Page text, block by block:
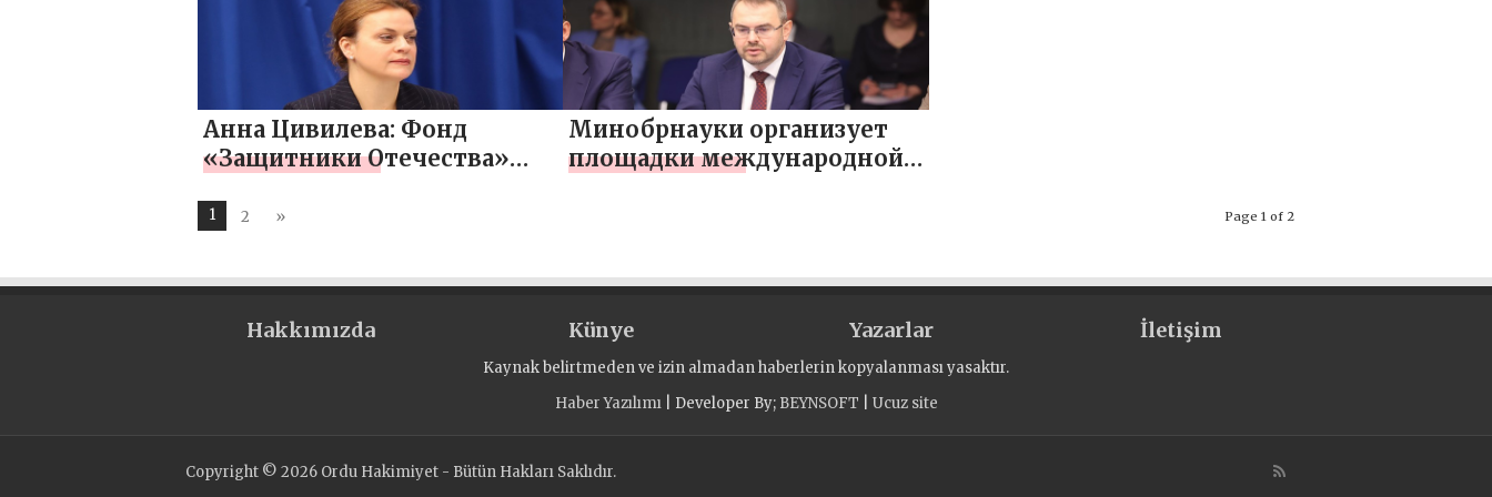
операции
Анна Цивилева: Фонд
«Защитники Отечества»
международной акции
Победы»
Минобрнауки организует
площадки международной
зарубежных филиалах
Page 1 of 2
1 2 »
Hakkımızda Künye Yazarlar İletişim
Kaynak belirtmeden ve izin almadan haberlerin kopyalanması yasaktır.
Haber Yazılımı| Developer By; BEYNSOFT Ucuz site
Copyright © 2026 Ordu Hakimiyet - Bütün Hakları Saklıdır.